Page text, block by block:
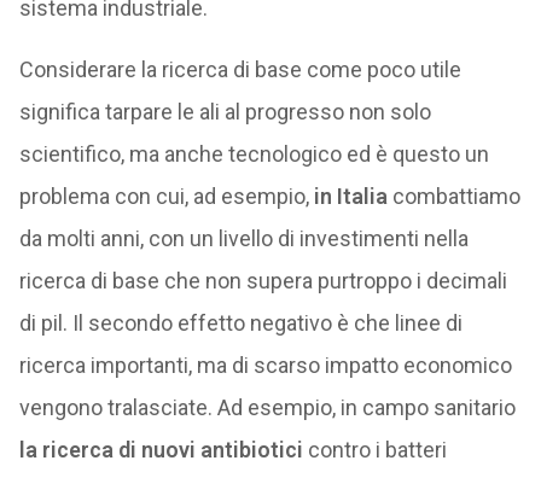
sistema industriale.
Considerare la ricerca di base come poco utile
significa tarpare le ali al progresso non solo
scientifico, ma anche tecnologico ed è questo un
problema con cui, ad esempio, in Italia combattiamo
da molti anni, con un livello di investimenti nella
ricerca di base che non supera purtroppo i decimali
di pil. Il secondo effetto negativo è che linee di
ricerca importanti, ma di scarso impatto economico
vengono tralasciate. Ad esempio, in campo sanitario
la ricerca di nuovi antibiotici contro i batteri